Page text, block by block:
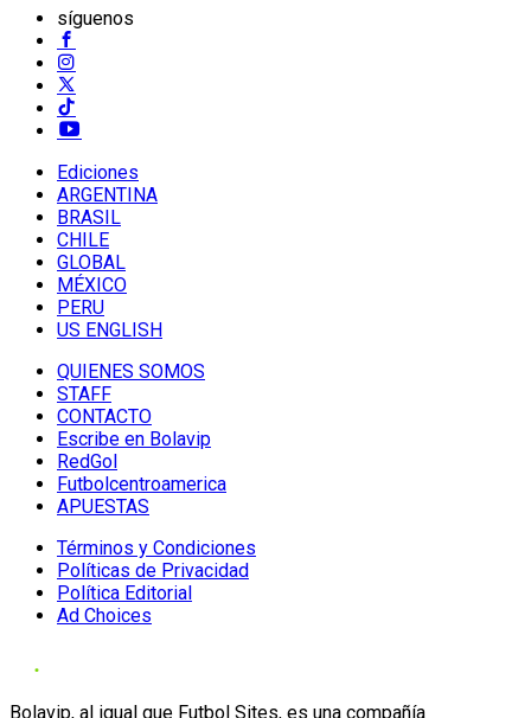
síguenos
Ediciones
ARGENTINA
BRASIL
CHILE
GLOBAL
MÉXICO
PERU
US ENGLISH
QUIENES SOMOS
STAFF
CONTACTO
Escribe en Bolavip
RedGol
Futbolcentroamerica
APUESTAS
Términos y Condiciones
Políticas de Privacidad
Política Editorial
Ad Choices
Bolavip, al igual que Futbol Sites, es una compañía